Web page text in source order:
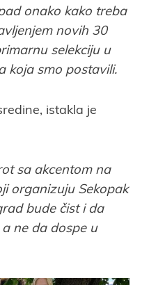
onako kako treba
novih 30
selekciju u
koja smo postavili.
istakla je
sa akcentom na
organizuju Sekopak
bude čist i da
ne da dospe u